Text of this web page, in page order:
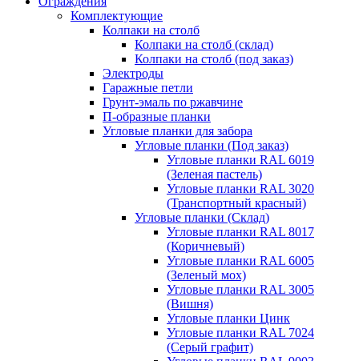
Комплектующие
Колпаки на столб
Колпаки на столб (склад)
Колпаки на столб (под заказ)
Электроды
Гаражные петли
Грунт-эмаль по ржавчине
П-образные планки
Угловые планки для забора
Угловые планки (Под заказ)
Угловые планки RAL 6019
(Зеленая пастель)
Угловые планки RAL 3020
(Транспортный красный)
Угловые планки (Склад)
Угловые планки RAL 8017
(Коричневый)
Угловые планки RAL 6005
(Зеленый мох)
Угловые планки RAL 3005
(Вишня)
Угловые планки Цинк
Угловые планки RAL 7024
(Серый графит)